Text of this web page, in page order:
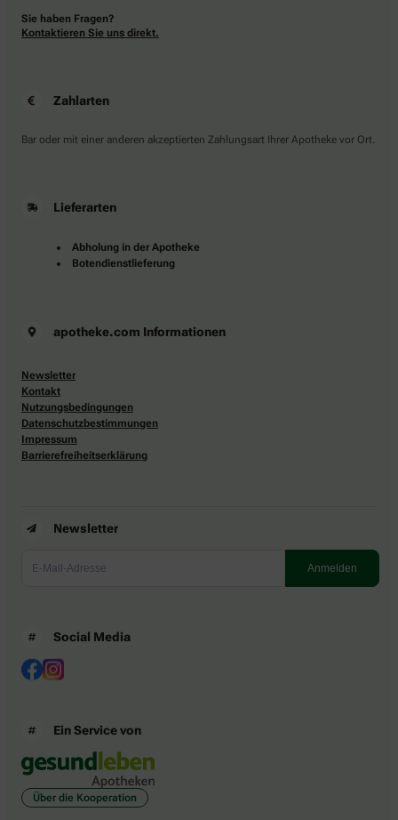
Sie haben Fragen?
Kontaktieren Sie uns direkt.
Zahlarten
Bar oder mit einer anderen akzeptierten Zahlungsart Ihrer Apotheke vor Ort.
Lieferarten
Abholung in der Apotheke
Botendienstlieferung
apotheke.com Informationen
Newsletter
Kontakt
Nutzungsbedingungen
Datenschutzbestimmungen
Impressum
Barrierefreiheitserklärung
Newsletter
Social Media
Ein Service von
Über die Kooperation